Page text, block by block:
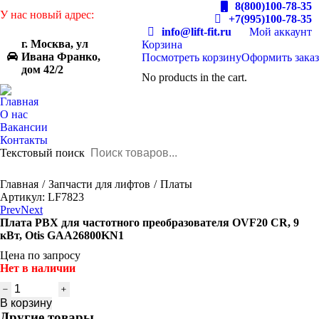
У нас новый адрес:
г. Москва, ул
Ивана Франко,
дом 42/2
8(800)100-78-35
+7(995)100-78-35
info@lift-fit.ru
Мой аккаунт
Корзина
Посмотреть корзинуОформить заказ
No products in the cart.
Главная
О нас
Вакансии
Контакты
Текстовый поиск
You are here:
Главная Запчасти для лифтов
Платы
Артикул: LF7823
PrevNext
Плата PBX для частотного преобразователя OVF20 CR, 9
кВт, Otis GAA26800KN1
Цена по запросу
Нет в наличии
Количество
товара
Плата
В корзину